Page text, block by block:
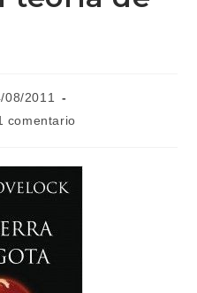
08/2011
comentario